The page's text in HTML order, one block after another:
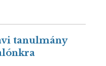
tanulmány